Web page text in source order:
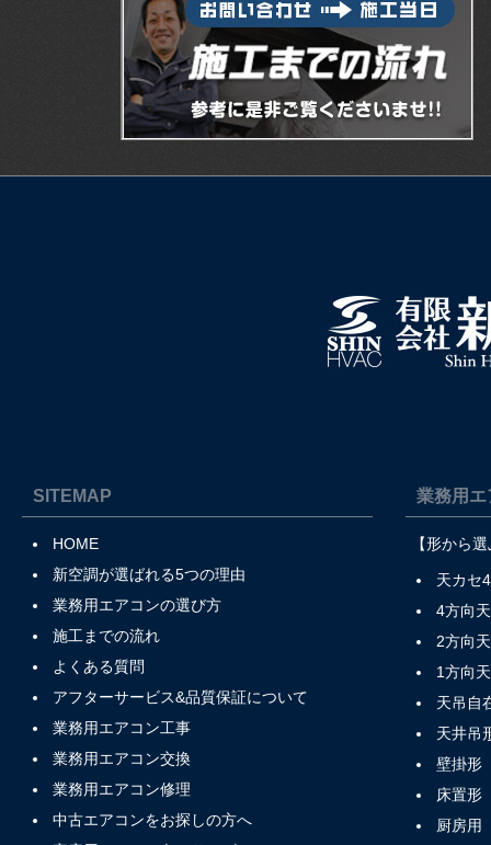
SITEMAP
HOME
新空調が選ばれる5つの理由
業務用エアコンの選び方
施工までの流れ
よくある質問
アフターサービス&品質保証について
業務用エアコン工事
業務用エアコン交換
業務用エアコン修理
中古エアコンをお探しの方へ
業務用エ
【形から
天カセ
4方向
2方向
1方向
天吊自
天井吊
壁掛形
床置形
厨房用